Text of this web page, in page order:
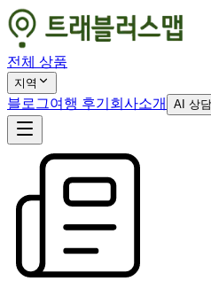
전체 상품
지역
블로그여행 후기 회사소개 AI 상